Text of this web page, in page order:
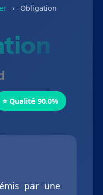
› Obligation
⭐ Qualité 90.0%
par une